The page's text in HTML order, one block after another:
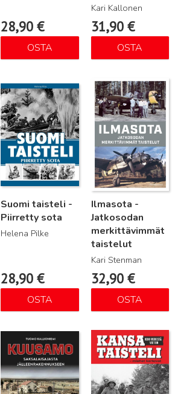
28,90€
OSTA
Kari Kallonen
31,90 €
OSTA
Suomi taisteli -
Piirretty sota
Helena Pilke
28,90€
OSTA
Lue lisää
Ilmasota -
Jatkosodan
merkittävimmät
taistelut
Kari Stenman
32,90 €
OSTA
Lue lisää
Lue lisää Lue lisää